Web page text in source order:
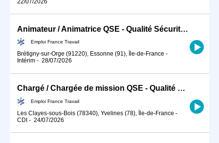
Animateur / Animatrice QSE - Qualité Sécurité Environnement BTP (H/F)
Emploi France Travail
Brétigny-sur-Orge (91220), Essonne (91), Île-de-France -
Intérim - 28/07/2026
Chargé / Chargée de mission QSE - Qualité Sécurité Environnement (H/F)
Emploi France Travail
Les Clayes-sous-Bois (78340), Yvelines (78), Île-de-France -
CDI - 24/07/2026